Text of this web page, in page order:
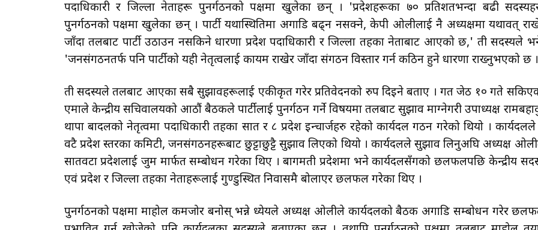
पदाधिकारी र जिल्ला नेताहरू पुनर्गठनको पक्षमा खुलेका छन् । 'प्रदेशहरूका ७० प्रतिशतभन्दा बढी
पुनर्गठनको पक्षमा खुलेका छन् । पार्टी यथास्थितिमा अगाडि बढ्न नसक्ने, केपी ओलीलाई नै अध्यक्षमा यथावत्
जाँदा तलबाट पार्टी उठाउन नसकिने धारणा प्रदेश पदाधिकारी र जिल्ला तहका नेताबाट आएको छ,' ती सदस्यले
'जनसंगठनतर्फ पनि पार्टीको यही नेतृत्वलाई कायम राखेर जाँदा संगठन विस्तार गर्न कठिन हुने धारणा राख्नुभएको छ ।
ती सदस्यले तलबाट आएका सबै सुझावहरूलाई एकीकृत गरेर प्रतिवेदनको रुप दिइने बताए । गत जेठ १० गते
एमाले केन्द्रीय सचिवालयको आठौं बैठकले पार्टीलाई पुनर्गठन गर्ने विषयमा तलबाट सुझाव माग्नेगरी उपाध्यक्ष
थापा बादलको नेतृत्वमा पदाधिकारी तहका सात र ८ प्रदेश इन्चार्जहरु रहेको कार्यदल गठन गरेको थियो ।
वटै प्रदेश स्तरका कमिटी, जनसंगठनहरूबाट छुट्टाछुट्टै सुझाव लिएको थियो । कार्यदलले सुझाव लिनुअघि अध्यक्ष
सातवटा प्रदेशलाई जुम मार्फत सम्बोधन गरेका थिए । बागमती प्रदेशमा भने कार्यदलसँगको छलफलपछि केन्द्रीय
एवं प्रदेश र जिल्ला तहका नेताहरूलाई गुण्डुस्थित निवासमै बोलाएर छलफल गरेका थिए ।
पुनर्गठनको पक्षमा माहोल कमजोर बनोस् भन्ने ध्येयले अध्यक्ष ओलीले कार्यदलको बैठक अगाडि सम्बोधन गरेर